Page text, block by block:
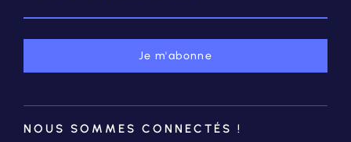
Je m'abonne
NOUS SOMMES CONNECTÉS !